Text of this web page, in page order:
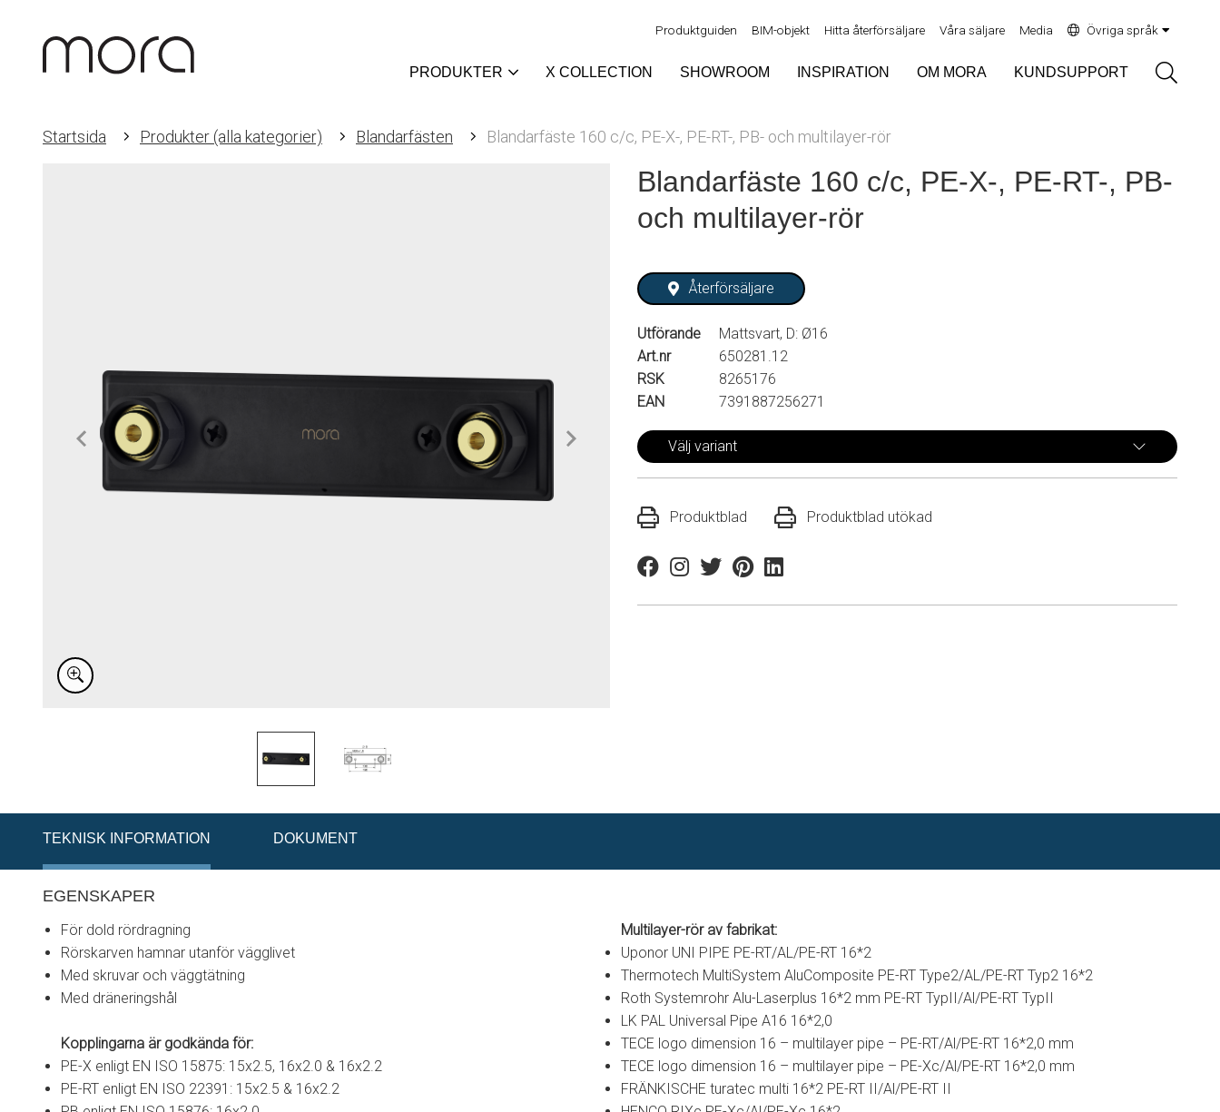
Produktguiden BIM-objekt Hitta återförsäljare Våra säljare Media Övriga språk
PRODUKTER X COLLECTION SHOWROOM INSPIRATION OM MORA KUNDSUPPORT
Startsida Produkter (alla kategorier) Blandarfästen Blandarfäste 160 c/c, PE-X-, PE-RT-, PB- och multilayer-rör
Blandarfäste 160 c/c, PE-X-, PE-RT-, PB-
och multilayer-rör
Återförsäljare
Utförande
Mattsvart, D: Ø16
Art.nr
650281.12
RSK
8265176
EAN
7391887256271
Välj variant
Produktblad Produktblad utökad
FacebookInstagram
TwitterPinterestLinkedin
TEKNISK INFORMATION DOKUMENT
EGENSKAPER
För dold rördragning
Rörskarven hamnar utanför vägglivet
Med skruvar och väggtätning
Med dräneringshål
Kopplingarna är godkända för:
PE-X enligt EN ISO 15875: 15x2.5, 16x2.0 & 16x2.2
PE-RT enligt EN ISO 22391: 15x2.5 & 16x2.2
Multilayer-rör av fabrikat:
Uponor UNI PIPE PE-RT/AL/PE-RT 16*2
Thermotech MultiSystem AluComposite PE-RT Type2/AL/PE-RT Typ2 16*2
Roth Systemrohr Alu-Laserplus 16*2 mm PE-RT TypII/Al/PE-RT TypII
LK PAL Universal Pipe A16 16*2,0
TECE logo dimension 16 – multilayer pipe – PE-RT/Al/PE-RT 16*2,0 mm
TECE logo dimension 16 – multilayer pipe – PE-Xc/Al/PE-RT 16*2,0 mm
FRÄNKISCHE turatec multi 16*2 PE-RT II/Al/PE-RT II